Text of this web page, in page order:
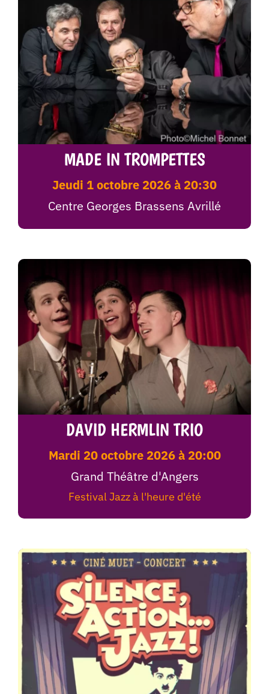
MADE IN TROMPETTES
jeudi 1 octobre 2026 à 20:30
Centre Georges Brassens Avrillé
DAVID HERMLIN TRIO
mardi 20 octobre 2026 à 20:00
Grand Théâtre d'Angers
Festival Jazz à l'heure d'été